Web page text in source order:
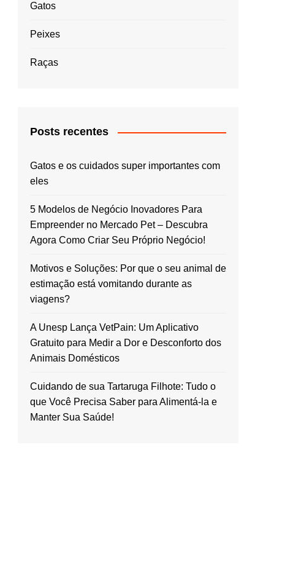
Gatos
Peixes
Raças
Posts recentes
Gatos e os cuidados super importantes com
eles
5 Modelos de Negócio Inovadores Para
Empreender no Mercado Pet – Descubra
Agora Como Criar Seu Próprio Negócio!
Motivos e Soluções: Por que o seu animal de
estimação está vomitando durante as
viagens?
A Unesp Lança VetPain: Um Aplicativo
Gratuito para Medir a Dor e Desconforto dos
Animais Domésticos
Cuidando de sua Tartaruga Filhote: Tudo o
que Você Precisa Saber para Alimentá-la e
Manter Sua Saúde!